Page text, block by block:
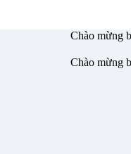
Chào mừng bạn đến
Chào mừng bạn đến